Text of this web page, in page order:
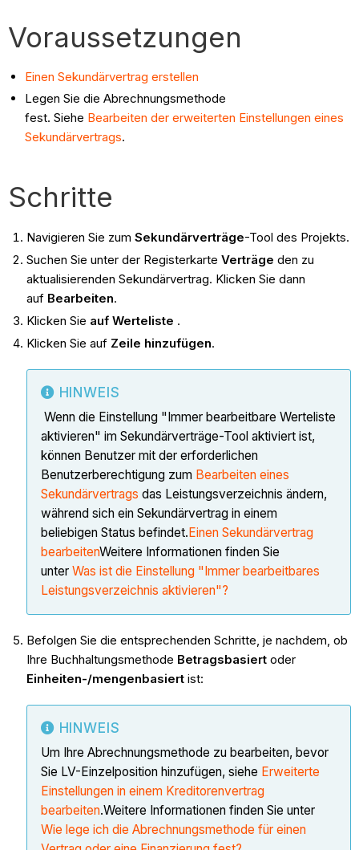
Voraussetzungen
Einen Sekundärvertrag erstellen
Legen Sie die Abrechnungsmethode
fest. Siehe Bearbeiten der erweiterten Einstellungen eines
Sekundärvertrags.
Schritte
Navigieren Sie zum Sekundärverträge-Tool des Projekts.
Suchen Sie unter der Registerkarte Verträge den zu
aktualisierenden Sekundärvertrag. Klicken Sie dann
auf Bearbeiten.
Klicken Sie auf Werteliste .
Klicken Sie auf Zeile hinzufügen.
HINWEIS
Wenn die Einstellung "Immer bearbeitbare Werteliste
aktivieren" im Sekundärverträge-Tool aktiviert ist,
können Benutzer mit der erforderlichen
Benutzerberechtigung zum Bearbeiten eines
Sekundärvertrags das Leistungsverzeichnis ändern,
während sich ein Sekundärvertrag in einem
beliebigen Status befindet.Einen Sekundärvertrag
bearbeitenWeitere Informationen finden Sie
unter Was ist die Einstellung "Immer bearbeitbares
Leistungsverzeichnis aktivieren"?
Befolgen Sie die entsprechenden Schritte, je nachdem, ob
Ihre Buchhaltungsmethode Betragsbasiertoder
Einheiten-/mengenbasiertist:
HINWEIS
Um Ihre Abrechnungsmethode zu bearbeiten, bevor
Sie LV-Einzelposition hinzufügen, siehe Erweiterte
Einstellungen in einem Kreditorenvertrag
bearbeiten.Weitere Informationen finden Sie unter
Wie lege ich die Abrechnungsmethode für einen